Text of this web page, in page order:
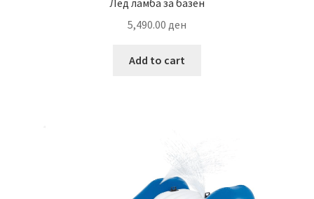
Лед ламба за базен
5,490.00 ден
Add to cart